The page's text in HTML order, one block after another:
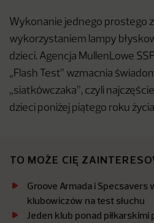
Wykonanie jednego prostego
wykorzystaniem lampy
dzieci. Agencja MullenLowe
„Flash Test” wzmacnia
„siatkówczaka”, czyli
dzieci poniżej piątego roku
TO MOŻE CIĘ
Groove Armada i Specsavers
klubowiczów na test słuchu
Jeden klub ponad piłkarskimi